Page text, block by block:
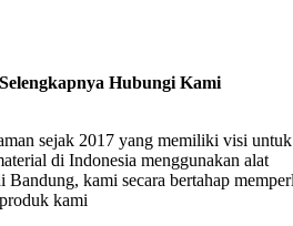
Hubungi Kami
sejak 2017 yang memiliki visi untuk
di Indonesia menggunakan alat
kami secara bertahap
kami